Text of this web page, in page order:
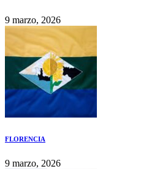
9 marzo, 2026
FLORENCIA
9 marzo, 2026